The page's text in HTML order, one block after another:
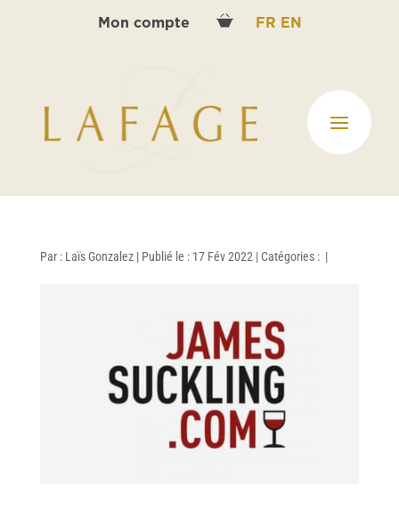
Mon compte FR EN
Par : Laïs Gonzalez | Publié le : 17 Fév 2022 | Catégories : |